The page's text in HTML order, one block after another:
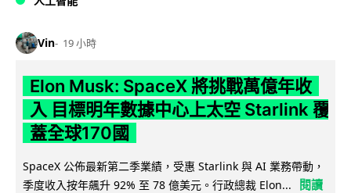
Vin 19 小時
Elon Musk: SpaceX 將挑戰萬億年收
入 目標明年數據中心上太空 Starlink 覆
蓋全球170國
SpaceX 公佈最新第二季業績，受惠 Starlink 與 AI 業務帶動，
季度收入按年飆升 92% 至 78 億美元。行政總裁 Elon...
閱讀